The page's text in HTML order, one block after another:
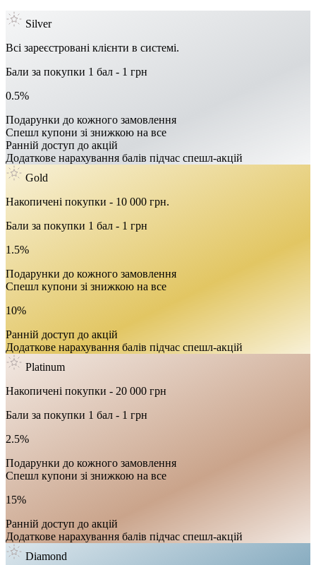
Silver
Всі зареєстровані клієнти в системі.
Бали за покупки 1 бал - 1 грн
0.5%
Подарунки до кожного замовлення
Спешл купони зі знижкою на все
Ранній доступ до акцій
Додаткове нарахування балів підчас спешл-акцій
Gold
Накопичені покупки - 10 000 грн.
Бали за покупки 1 бал - 1 грн
1.5%
Подарунки до кожного замовлення
Спешл купони зі знижкою на все
10%
Ранній доступ до акцій
Додаткове нарахування балів підчас спешл-акцій
Platinum
Накопичені покупки - 20 000 грн
Бали за покупки 1 бал - 1 грн
2.5%
Подарунки до кожного замовлення
Спешл купони зі знижкою на все
15%
Ранній доступ до акцій
Додаткове нарахування балів підчас спешл-акцій
Diamond